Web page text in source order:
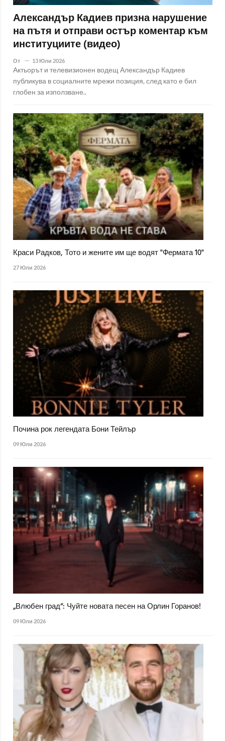
Александър Кадиев призна нарушение
на пътя и отправи остър коментар към
институциите (видео)
От 13 Юли 2026
Актьорът и телевизионен водещ Александър Кадиев
публикува в социалните мрежи позиция, след като е бил
глобен за използване..
Краси Радков, Тото и жените им ще водят "Фермата 10"
27 Юли 2026
Почина рок легендата Бони Тейлър
09 Юли 2026
„Влюбен град“: Чуйте новата песен на Орлин Горанов!
09 Юли 2026